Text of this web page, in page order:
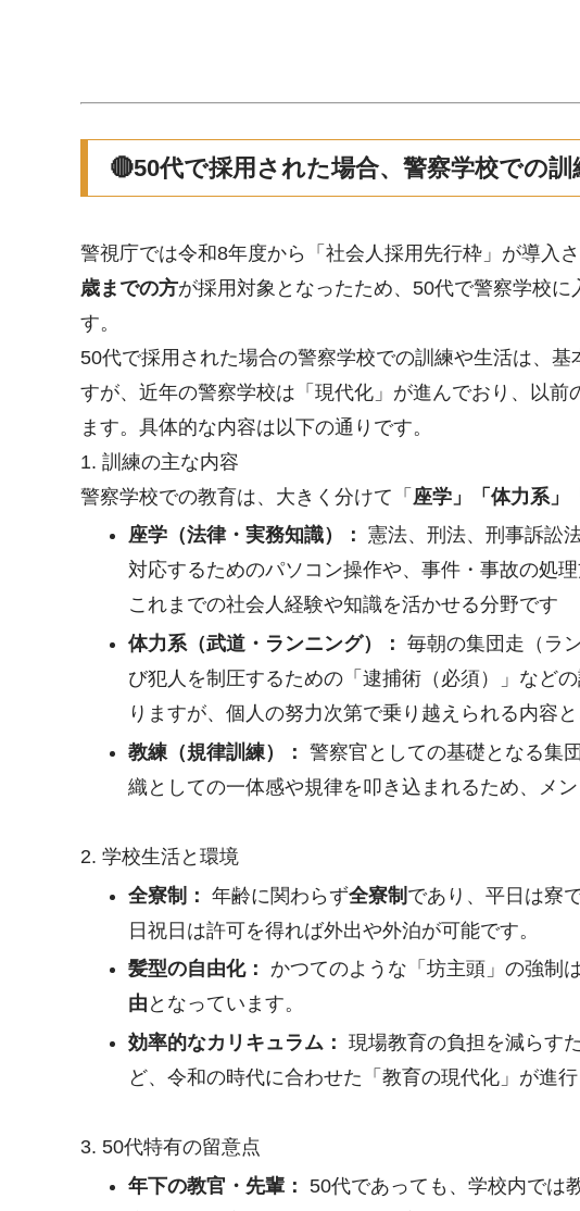
🔴50代で採用された場合、警察学校での
警視庁では令和8年度から「社会人採用先行枠」が導入
歳までの方が採用対象となったため、50代で警察学校
す。
50代で採用された場合の警察学校での訓練や生活は、
すが、近年の警察学校は「現代化」が進んでおり、以
ます。具体的な内容は以下の通りです。
1. 訓練の主な内容
警察学校での教育は、大きく分けて「 座学」「体力系」
座学（法律・実務知識）： 憲法、刑法、刑事訴訟
対応するためのパソコン操作や、事件・事故の処
これまでの社会人経験や知識を活かせる分野です
体力系（武道・ランニング）： 毎朝の集団走（ラ
び犯人を制圧するための「逮捕術（必須）」など
りますが、個人の努力次第で乗り越えられる内容
教練（規律訓練）： 警察官としての基礎となる集
織としての一体感や規律を叩き込まれるため、メ
2. 学校生活と環境
全寮制： 年齢に関わらず全寮制 であり、平日は寮
日祝日は許可を得れば外出や外泊が可能です。
髪型の自由化：
かつてのような「坊主頭」の強制
由 となっています。
効率的なカリキュラム： 現場教育の負担を減らす
ど、令和の時代に合わせた「教育の現代化」が進
3. 50代特有の留意点
年下の教官・先輩：
50代であっても、学校内では